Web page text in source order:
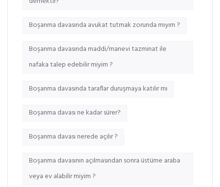
Boşanma davasında avukat tutmak zorunda mıyım ?
Boşanma davasında maddi/manevi tazminat ile
nafaka talep edebilir miyim ?
Boşanma davasında taraflar duruşmaya katılır mı
Boşanma davası ne kadar sürer?
Boşanma davası nerede açılır ?
Boşanma davasının açılmasından sonra üstüme araba
veya ev alabilir miyim ?